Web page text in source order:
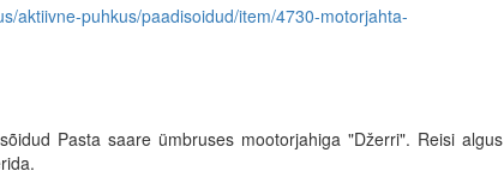
aktiivne-puhkus/paadisoidud/item/4730-motorjahta-
Pasta saare ümbruses mootorjahiga "Džerri". Reisi algus